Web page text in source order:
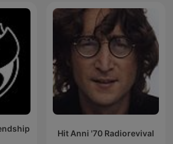
Hit Anni '70 Radiorevival